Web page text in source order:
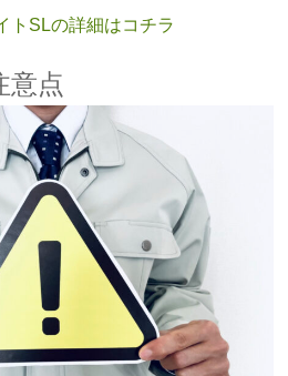
トSLの詳細はコチラ
意点